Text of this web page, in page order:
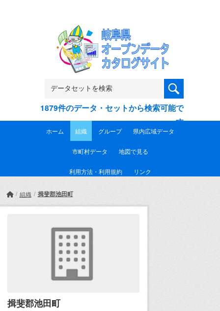
1879件のデータ・セットから検索可能で
す
ホーム 組織 グループ 県内広域データ
市町村データ 地図で見る
利用方法・利用規約 リンク
組織 揖斐郡池田町
揖斐郡池田町